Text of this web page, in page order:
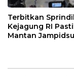
Terbitkan
Kejagung RI
Mantan